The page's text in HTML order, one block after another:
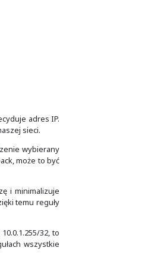
jest on unikalny na
tego interfejsu, jakim jest
generowanego przez to